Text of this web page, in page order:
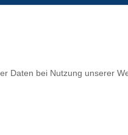
Daten bei Nutzung unserer